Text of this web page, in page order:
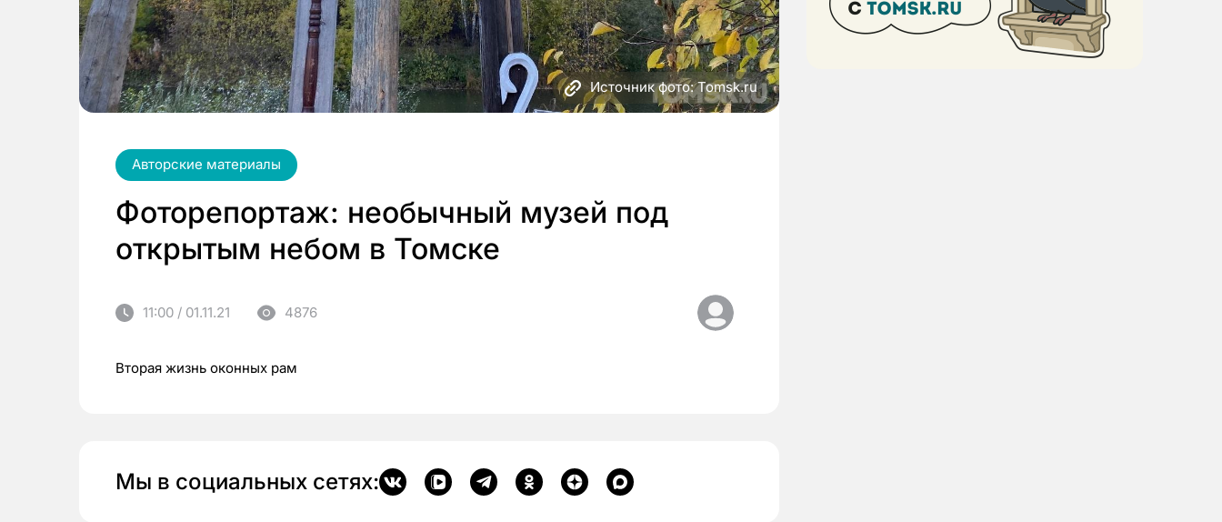
Источник фото: Tomsk.ru
Авторские материалы
Фоторепортаж: необычный музей под
открытым небом в Томске
11:00 / 01.11.21 4876
Вторая жизнь оконных рам
Мы в социальных сетях: